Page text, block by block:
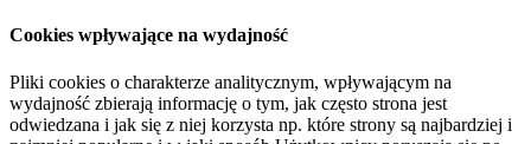
Cookies wpływające na wydajność
Pliki cookies o charakterze analitycznym, wpływającym na
wydajność zbierają informację o tym, jak często strona jest
odwiedzana i jak się z niej korzysta np. które strony są najbardziej i